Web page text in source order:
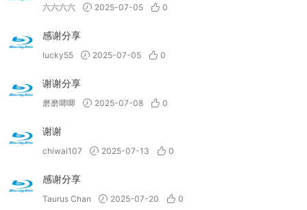
六六六六 2025-07-05 0
感谢分享
lucky55 2025-07-05 0
谢谢分享
磨磨唧唧 2025-07-08 0
谢谢
chiwai107 2025-07-13 0
感谢分享
Taurus Chan 2025-07-20 0